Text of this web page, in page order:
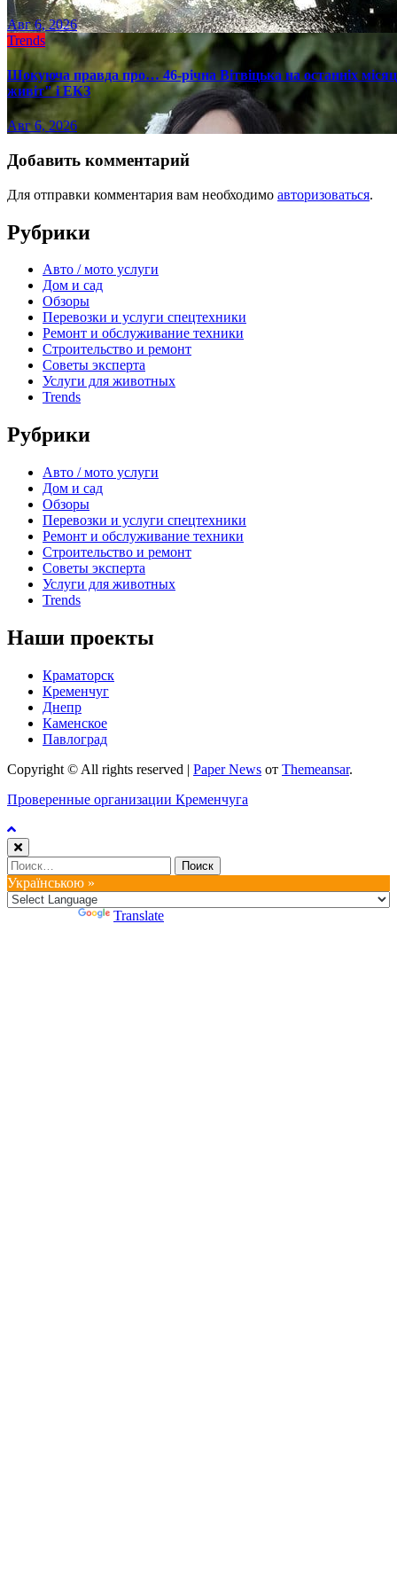
Авг 6, 2026
Trends
Шокуюча правда про… 46-річна Вітвіцька на останніх
живіт" і ЕКЗ
Авг 6, 2026
Добавить комментарий
Для отправки комментария вам необходимо авторизоваться.
Рубрики
Авто / мото услуги
Дом и сад
Обзоры
Перевозки и услуги спецтехники
Ремонт и обслуживание техники
Строительство и ремонт
Советы эксперта
Услуги для животных
Trends
Рубрики
Авто / мото услуги
Дом и сад
Обзоры
Перевозки и услуги спецтехники
Ремонт и обслуживание техники
Строительство и ремонт
Советы эксперта
Услуги для животных
Trends
Наши проекты
Краматорск
Кременчуг
Днепр
Каменское
Павлоград
Copyright © All rights reserved | Paper News от Themeansar.
Проверенные организации Кременчуга
Найти:
Українською »
Translate